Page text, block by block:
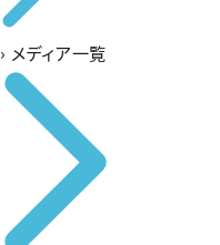
› メディア一覧